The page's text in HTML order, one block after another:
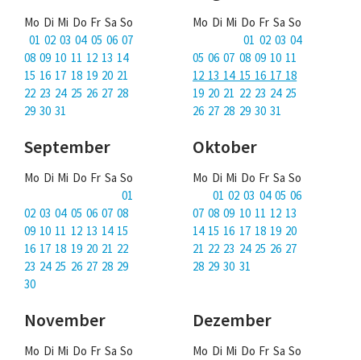
Mo Di Mi Do Fr Sa So
01 02 03 04 05 06 07
08 09 10 11 12 13 14
15 16 17 18 19 20 21
22 23 24 25 26 27 28
29 30 31
Mo Di Mi Do Fr Sa So
01 02 03 04
05 06 07 08 09 10 11
12 13 14 15 16 17 18
19 20 21 22 23 24 25
26 27 28 29 30 31
September
Mo Di Mi Do Fr Sa So
01
02 03 04 05 06 07 08
09 10 11 12 13 14 15
16 17 18 19 20 21 22
23 24 25 26 27 28 29
30
Oktober
Mo Di Mi Do Fr Sa So
01 02 03 04 05 06
07 08 09 10 11 12 13
14 15 16 17 18 19 20
21 22 23 24 25 26 27
28 29 30 31
November
Mo Di Mi Do Fr Sa So
Dezember
Mo Di Mi Do Fr Sa So